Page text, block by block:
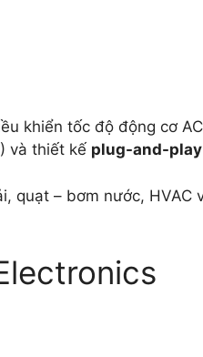
khiển tốc độ động cơ
và thiết kế plug-and-play
quạt – bơm nước, HVAC